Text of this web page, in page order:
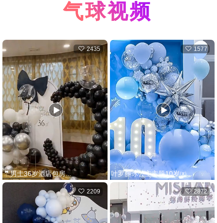
气球视频
🤵男士36岁酒店包房...
2435
叶罗丽冰公主主题10岁㈈...
1577
2209 2872